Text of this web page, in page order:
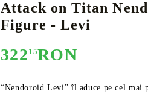
BULK CARDSOTHERS
Attack on Titan
Figure - Levi
322 15RON
“Nendoroid Levi” îl aduce pe cel mai